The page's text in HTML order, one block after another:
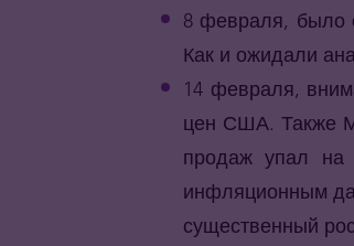
8 февраля, было
Как и ожидали
14 февраля,
цен США. Также
продаж упал на
инфляционным
существенный